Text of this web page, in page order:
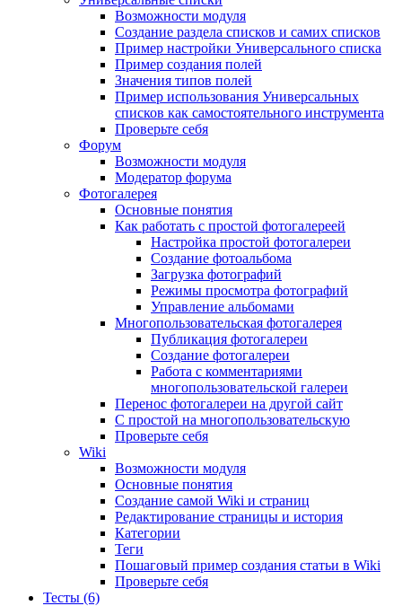
Возможности модуля
Создание раздела списков и самих списков
Пример настройки Универсального списка
Пример создания полей
Значения типов полей
Пример использования Универсальных
списков как самостоятельного инструмента
Проверьте себя
Форум
Возможности модуля
Модератор форума
Фотогалерея
Основные понятия
Как работать с простой фотогалереей
Настройка простой фотогалереи
Создание фотоальбома
Загрузка фотографий
Режимы просмотра фотографий
Управление альбомами
Многопользовательская фотогалерея
Публикация фотогалереи
Создание фотогалереи
Работа с комментариями
многопользовательской галереи
Перенос фотогалереи на другой сайт
С простой на многопользовательскую
Проверьте себя
Wiki
Возможности модуля
Основные понятия
Создание самой Wiki и страниц
Редактирование страницы и история
Категории
Теги
Пошаговый пример создания статьи в Wiki
Проверьте себя
Тесты (6)